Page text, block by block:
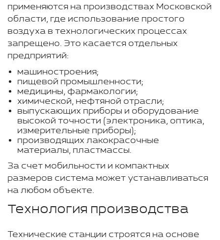
применяются на производствах Московской
области, где использование простого
воздуха в технологических процессах
запрещено. Это касается отдельных
предприятий:
машиностроения;
пищевой промышленности;
медицины, фармакологии;
химической, нефтяной отрасли;
выпускающих приборы и оборудование
высокой точности (электроника, оптика,
измерительные приборы);
производящих лакокрасочные
материалы, пластмассы.
За счет мобильности и компактных
размеров система может устанавливаться
на любом объекте.
Технология производства
Технические станции строятся на основе